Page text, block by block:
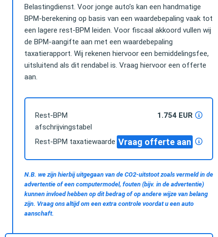
Belastingdienst. Voor jonge auto’s kan een handmatige
BPM-berekening op basis van een waardebepaling vaak tot
een lagere rest-BPM leiden. Voor fiscaal akkoord vullen wij
de BPM-aangifte aan met een waardebepaling
taxatierapport. Wij rekenen hiervoor een bemiddelingsfee,
uitsluitend als dit rendabel is. Vraag hiervoor een offerte
aan.
Rest-BPM
afschrijvingstabel
1.754 EUR
Rest-BPM taxatiewaarde Vraag offerte aan
N.B. we zijn hierbij uitgegaan van de CO2-uitstoot zoals vermeld in de
advertentie of een computermodel, fouten (bijv. in de advertentie)
kunnen invloed hebben op dit bedrag of op andere wijze van belang
zijn. Vraag ons altijd om een extra controle voordat u een auto
aanschaft.